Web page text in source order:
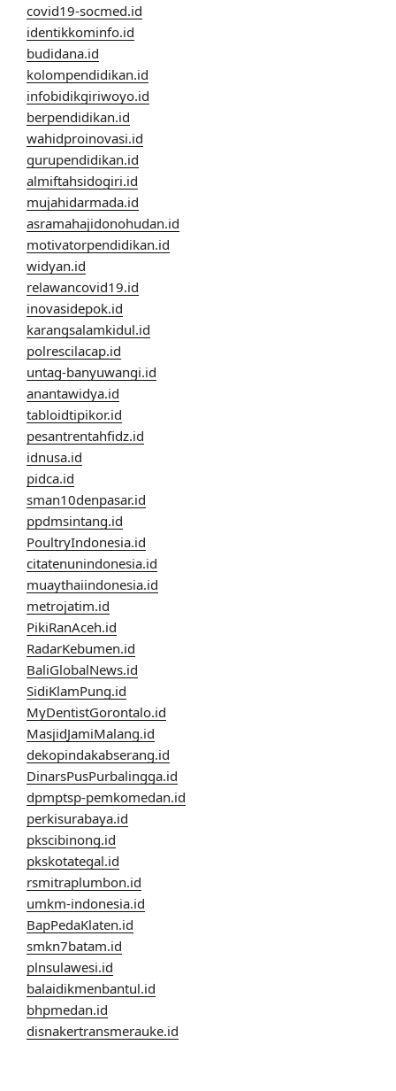
covid19-socmed.id
identikkominfo.id
budidana.id
kolompendidikan.id
infobidikgiriwoyo.id
berpendidikan.id
wahidproinovasi.id
gurupendidikan.id
almiftahsidogiri.id
mujahidarmada.id
asramahajidonohudan.id
motivatorpendidikan.id
widyan.id
relawancovid19.id
inovasidepok.id
karangsalamkidul.id
polrescilacap.id
untag-banyuwangi.id
anantawidya.id
tabloidtipikor.id
pesantrentahfidz.id
idnusa.id
pidca.id
sman10denpasar.id
ppdmsintang.id
PoultryIndonesia.id
citatenunindonesia.id
muaythaiindonesia.id
metrojatim.id
PikiRanAceh.id
RadarKebumen.id
BaliGlobalNews.id
SidiKlamPung.id
MyDentistGorontalo.id
MasjidJamiMalang.id
dekopindakabserang.id
DinarsPusPurbalingga.id
dpmptsp-pemkomedan.id
perkisurabaya.id
pkscibinong.id
pkskotategal.id
rsmitraplumbon.id
umkm-indonesia.id
BapPedaKlaten.id
smkn7batam.id
plnsulawesi.id
balaidikmenbantul.id
bhpmedan.id
disnakertransmerauke.id